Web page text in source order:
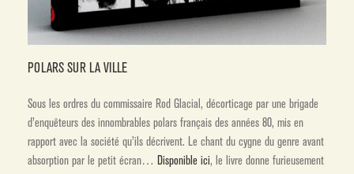
POLARS SUR LA VILLE
Sous les ordres du commissaire Rod Glacial, décorticage par une brigade
d’enquêteurs des innombrables polars français des années 80, mis en
rapport avec la société qu’ils décrivent. Le chant du cygne du genre avant
absorption par le petit écran… Disponible ici, le livre donne furieusement